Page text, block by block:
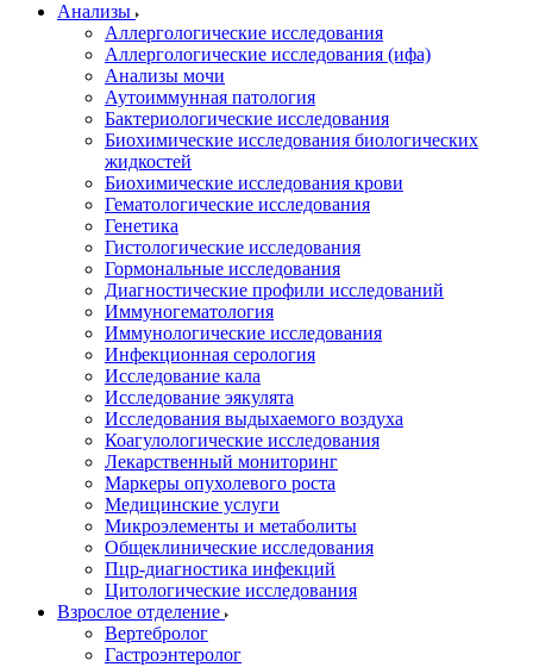
Анализы
Аллергологические исследования
Аллергологические исследования (ифа)
Анализы мочи
Аутоиммунная патология
Бактериологические исследования
Биохимические исследования биологических
жидкостей
Биохимические исследования крови
Гематологические исследования
Генетика
Гистологические исследования
Гормональные исследования
Диагностические профили исследований
Иммуногематология
Иммунологические исследования
Инфекционная серология
Исследование кала
Исследование эякулята
Исследования выдыхаемого воздуха
Коагулологические исследования
Лекарственный мониторинг
Маркеры опухолевого роста
Медицинские услуги
Микроэлементы и метаболиты
Общеклинические исследования
Пцр-диагностика инфекций
Цитологические исследования
Взрослое отделение
Вертебролог
Гастроэнтеролог